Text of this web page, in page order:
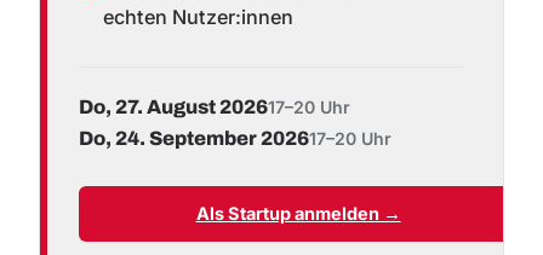
echten Nutzer:innen
Do, 27. August 202617–20 Uhr
Do, 24. September 202617–20 Uhr
Als Startup anmelden →